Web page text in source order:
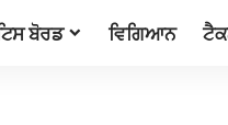
ਬੋਰਡ ਵਿਗਿਆਨ